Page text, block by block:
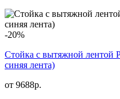
-20%
Стойка с вытяжной лентой
синяя лента)
от 9688р.